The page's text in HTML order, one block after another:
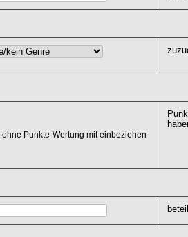
Punkte-Wertung mit einbeziehen